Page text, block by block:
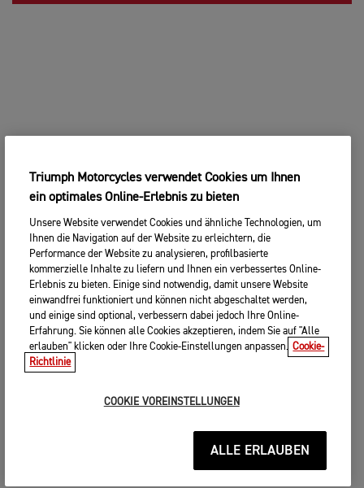
Triumph Motorcycles verwendet Cookies um Ihnen
ein optimales Online-Erlebnis zu bieten
Unsere Website verwendet Cookies und ähnliche Technologien, um
Ihnen die Navigation auf der Website zu erleichtern, die
Performance der Website zu analysieren, profilbasierte
kommerzielle Inhalte zu liefern und Ihnen ein verbessertes Online-
Erlebnis zu bieten. Einige sind notwendig, damit unsere Website
einwandfrei funktioniert und können nicht abgeschaltet werden,
und einige sind optional, verbessern dabei jedoch Ihre Online-
Erfahrung. Sie können alle Cookies akzeptieren, indem Sie auf "Alle
erlauben" klicken oder Ihre Cookie-Einstellungen anpassen. Cookie-
Richtlinie
COOKIE VOREINSTELLUNGEN
ALLE ERLAUBEN